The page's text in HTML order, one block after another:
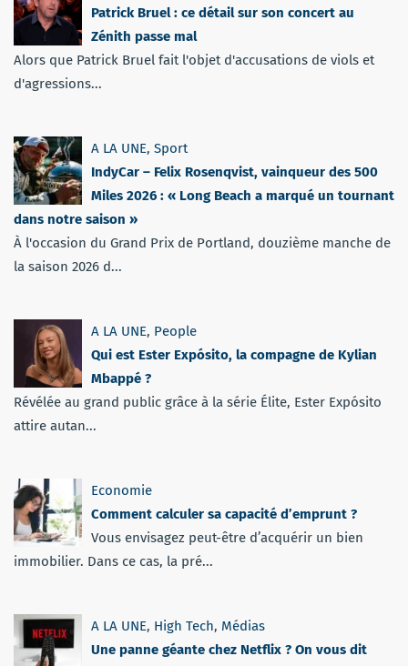
Patrick Bruel : ce détail sur son concert au
Zénith passe mal
Alors que Patrick Bruel fait l'objet d'accusations de viols et
d'agressions...
A LA UNE, Sport
IndyCar – Felix Rosenqvist, vainqueur des 500
Miles 2026 : « Long Beach a marqué un tournant
dans notre saison »
À l'occasion du Grand Prix de Portland, douzième manche de
la saison 2026 d...
A LA UNE, People
Qui est Ester Expósito, la compagne de Kylian
Mbappé ?
Révélée au grand public grâce à la série Élite, Ester Expósito
attire autan...
Economie
Comment calculer sa capacité d’emprunt ?
Vous envisagez peut-être d’acquérir un bien
immobilier. Dans ce cas, la pré...
A LA UNE, High Tech, Médias
Une panne géante chez Netflix ? On vous dit